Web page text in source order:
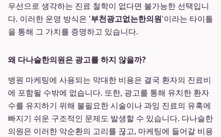
우선으로 생각하는 진료 철학이 없다면 불가능한 선택입니
다. 이러한 운영 방식은 '부천광고없는한의원'이라는 타이틀
을 통해 그 가치를 증명하고 있습니다.
왜 다나슬한의원은 광고를 하지 않을까?
병원 마케팅에 사용되는 막대한 비용은 결국 환자의 진료비
에 포함될 수밖에 없습니다. 또한, 광고를 통해 유치한 환자
수를 유지하기 위해 불필요한 시술이나 과잉 진료의 유혹에
빠지기 쉬운 구조적인 문제도 발생할 수 있습니다. 다나슬한
의원은 이러한 악순환의 고리를 끊고, 마케팅에 들어갈 비용